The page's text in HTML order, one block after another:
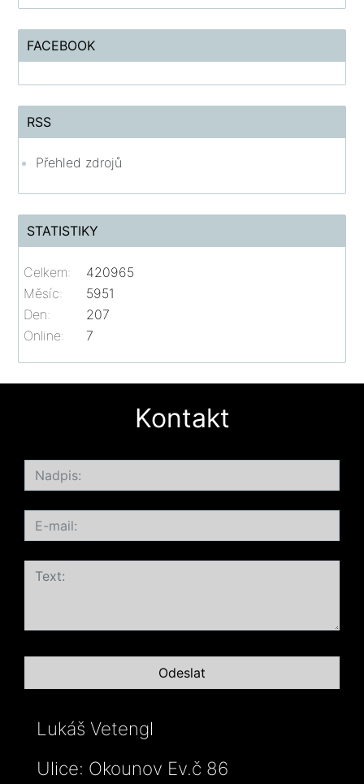
FACEBOOK
RSS
Přehled zdrojů
STATISTIKY
Online: 7
Celkem:
420965
Měsíc:
5951
Den:
207
Kontakt
Lukáš Vetengl
Ulice: Okounov Ev.č 86